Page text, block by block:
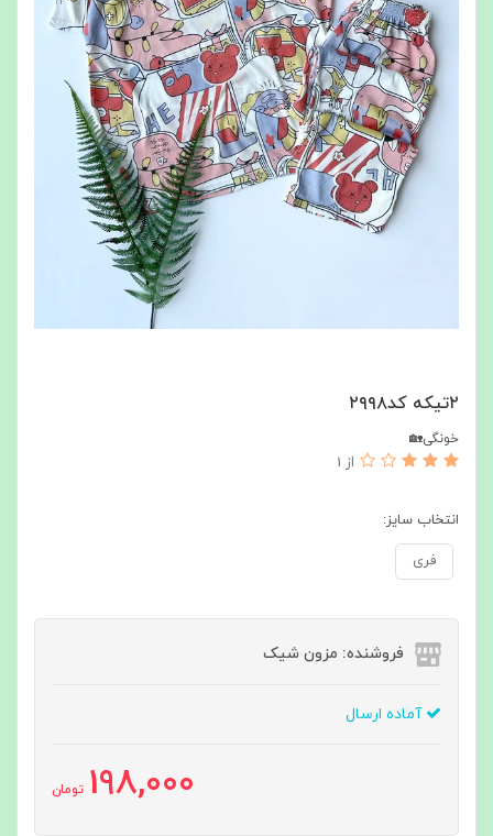
۲تیکه کد۲۹۹۸
خونگی🏡
از 1
انتخاب سایز:
فری
فروشنده: مزون شیک
آماده ارسال
198,000 تومان